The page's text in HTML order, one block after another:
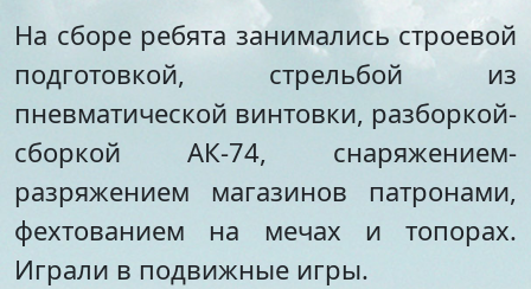
Морское многоборье
Волейбол
Тхэквондо
Художественная
гимнастика
Лёгкая атлетика
Киокусинкай
Дзюдо
поддержки обучающихся
Международное
сотрудничество
Организация питания в
образовательной
Документы по АХЧ
Педагогический салон
Виртуальная экскурсия
На сборе ребята занимались строевой
подготовкой, стрельбой из
пневматической винтовки, разборкой-
сборкой АК-74, снаряжением-
разряжением магазинов патронами,
фехтованием на мечах и топорах.
Играли в подвижные игры.